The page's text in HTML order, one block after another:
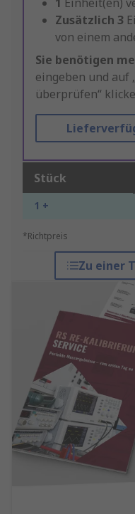
1 Einheit(en)
Zusätzlich 3
von einem
Sie benötigen
eingeben und
überprüfen“
Stück
1 +
*Richtpreis
Zu einer